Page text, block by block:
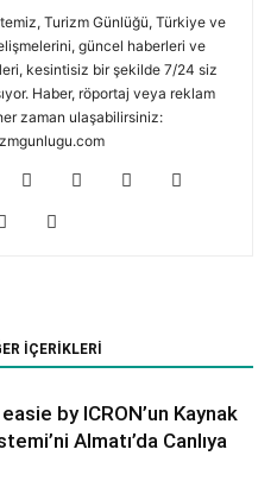
Turizm Günlüğü, Türkiye ve
güncel haberleri ve
kesintisiz bir şekilde 7/24 siz
Haber, röportaj veya reklam
zaman ulaşabilirsiniz:
İÇERIKLERI
by ICRON’un Kaynak
Almatı’da Canlıya